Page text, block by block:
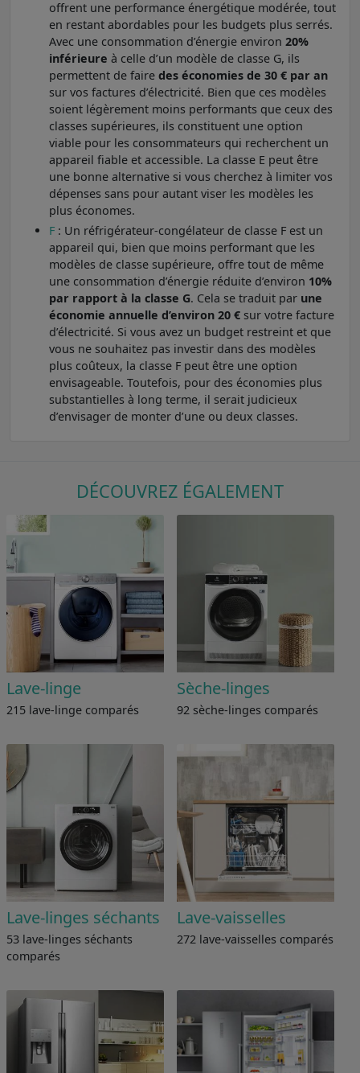
offrent une performance énergétique modérée, tout
en restant abordables pour les budgets plus serrés.
Avec une consommation d’énergie environ 20%
inférieure à celle d’un modèle de classe G, ils
permettent de faire des économies de 30 € par an
sur vos factures d’électricité. Bien que ces modèles
soient légèrement moins performants que ceux des
classes supérieures, ils constituent une option
viable pour les consommateurs qui recherchent un
appareil fiable et accessible. La classe E peut être
une bonne alternative si vous cherchez à limiter vos
dépenses sans pour autant viser les modèles les
plus économes.
F : Un réfrigérateur-congélateur de classe F est un
appareil qui, bien que moins performant que les
modèles de classe supérieure, offre tout de même
une consommation d’énergie réduite d’environ 10%
par rapport à la classe G. Cela se traduit par une
économie annuelle d’environ 20 € sur votre facture
d’électricité. Si vous avez un budget restreint et que
vous ne souhaitez pas investir dans des modèles
plus coûteux, la classe F peut être une option
envisageable. Toutefois, pour des économies plus
substantielles à long terme, il serait judicieux
d’envisager de monter d’une ou deux classes.
DÉCOUVREZ ÉGALEMENT
Lave-linge
215 lave-linge comparés
Sèche-linges
92 sèche-linges comparés
Lave-linges séchants
53 lave-linges séchants
comparés
Lave-vaisselles
272 lave-vaisselles comparés